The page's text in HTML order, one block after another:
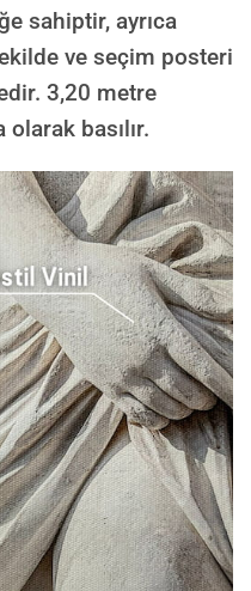
sahiptir, ayrıca
ve seçim posteri
3,20 metre
basılır.